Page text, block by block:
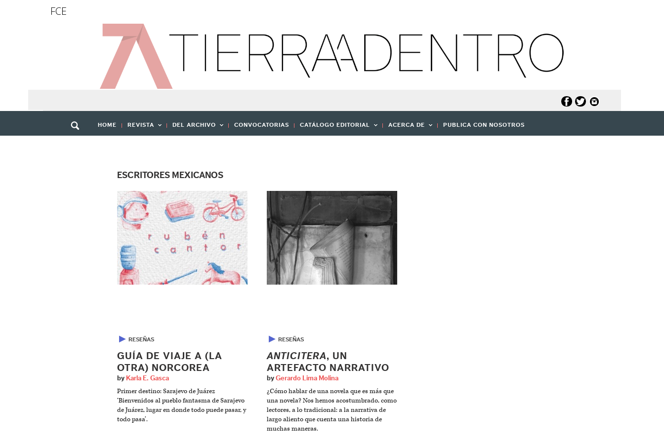
FCE
HOME REVISTA DEL ARCHIVO CONVOCATORIAS CATÁLOGO EDITORIAL ACERCA DE PUBLICA CON NOSOTROS
ESCRITORES MEXICANOS
▶ RESEÑAS
GUÍA DE VIAJE A (LA
OTRA) NORCOREA
by Karla E. Gasca
Primer destino: Sarajevo de Juárez
‘Bienvenidos al pueblo fantasma de Sarajevo
de Juárez, lugar en donde todo puede pasar, y
todo pasa’.
▶ RESEÑAS
ANTICITERA, UN
ARTEFACTO NARRATIVO
by Gerardo Lima Molina
¿Cómo hablar de una novela que es más que
una novela? Nos hemos acostumbrado, como
lectores, a lo tradicional: a la narrativa de
largo aliento que cuenta una historia de
muchas maneras.